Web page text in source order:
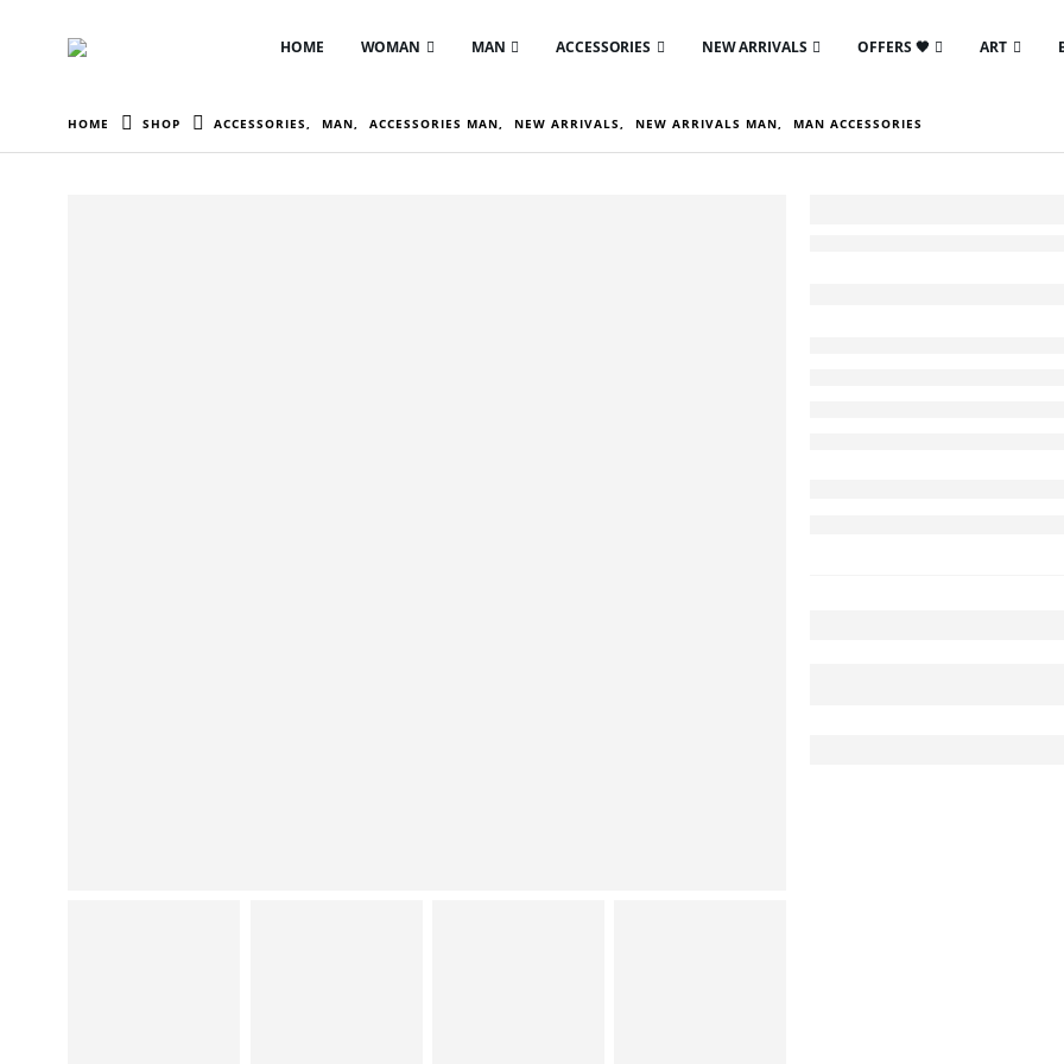
HOME WOMAN MAN ACCESSORIES NEW ARRIVALS OFFERS 🖤 ART
HOME SHOP ACCESSORIES, MAN, ACCESSORIES MAN, NEW ARRIVALS, NEW ARRIVALS MAN, MAN ACCESSORIES